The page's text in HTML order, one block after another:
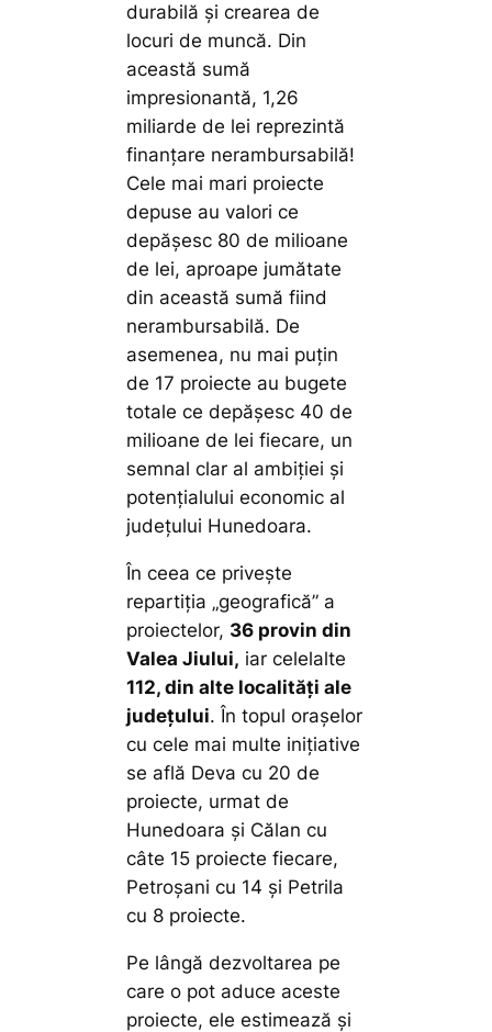
durabilă și crearea de
locuri de muncă. Din
această sumă
impresionantă, 1,26
miliarde de lei reprezintă
finanțare nerambursabilă!
Cele mai mari proiecte
depuse au valori ce
depășesc 80 de milioane
de lei, aproape jumătate
din această sumă fiind
nerambursabilă. De
asemenea, nu mai puțin
de 17 proiecte au bugete
totale ce depășesc 40 de
milioane de lei fiecare, un
semnal clar al ambiției și
potențialului economic al
județului Hunedoara.
În ceea ce privește
repartiția „geografică” a
proiectelor, 36 provin din
Valea Jiului, iar celelalte
112, din alte localități ale
județului. În topul orașelor
cu cele mai multe inițiative
se află Deva cu 20 de
proiecte, urmat de
Hunedoara și Călan cu
câte 15 proiecte fiecare,
Petroșani cu 14 și Petrila
cu 8 proiecte.
Pe lângă dezvoltarea pe
care o pot aduce aceste
proiecte, ele estimează și